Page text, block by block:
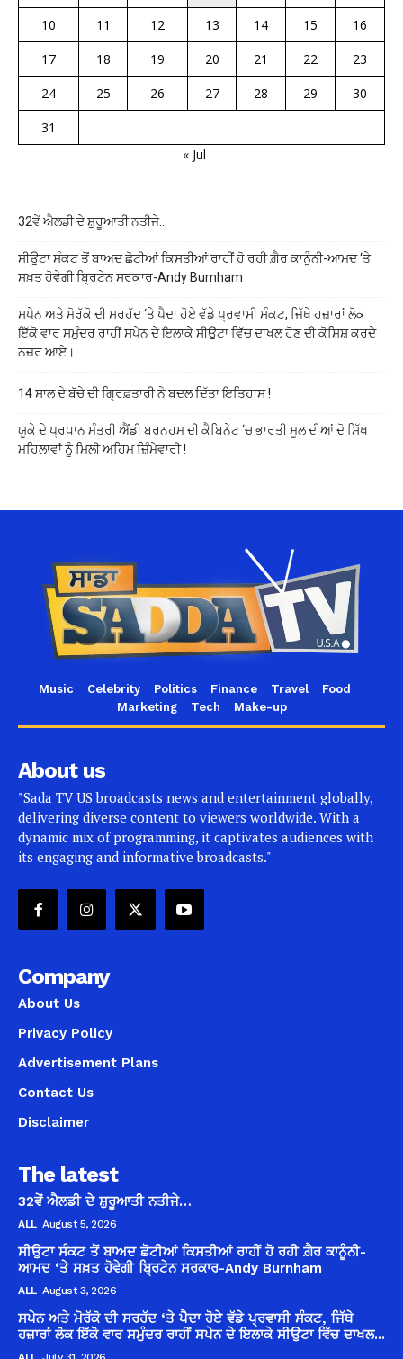
10
11 12 13 14 15
16
17
18 19 20 21 22
23
24
25 26 27 28 29
30
31
« Jul
32ਵੇਂ ਐਲਡੀ ਦੇ ਸ਼ੁਰੂਆਤੀ ਨਤੀਜੇ…
ਸੀਉਟਾ ਸੰਕਟ ਤੋਂ ਬਾਅਦ ਛੋਟੀਆਂ ਕਿਸਤੀਆਂ ਰਾਹੀਂ ਹੋ ਰਹੀ ਗ਼ੈਰ ਕਾਨੂੰਨੀ-ਆਮਦ ‘ਤੇ
ਸਖ਼ਤ ਹੋਵੇਗੀ ਬ੍ਰਿਟੇਨ ਸਰਕਾਰ-Andy Burnham
ਸਪੇਨ ਅਤੇ ਮੋਰੱਕੋ ਦੀ ਸਰਹੱਦ ‘ਤੇ ਪੈਦਾ ਹੋਏ ਵੱਡੇ ਪ੍ਰਵਾਸੀ ਸੰਕਟ, ਜਿੱਥੇ ਹਜ਼ਾਰਾਂ ਲੋਕ
ਇੱਕੋ ਵਾਰ ਸਮੁੰਦਰ ਰਾਹੀਂ ਸਪੇਨ ਦੇ ਇਲਾਕੇ ਸੀਉਟਾ ਵਿੱਚ ਦਾਖਲ ਹੋਣ ਦੀ ਕੋਸ਼ਿਸ਼ ਕਰਦੇ
ਨਜ਼ਰ ਆਏ।
14 ਸਾਲ ਦੇ ਬੱਚੇ ਦੀ ਗ੍ਰਿਫ਼ਤਾਰੀ ਨੇ ਬਦਲ ਦਿੱਤਾ ਇਤਿਹਾਸ !
ਯੂਕੇ ਦੇ ਪ੍ਰਧਾਨ ਮੰਤਰੀ ਐਂਡੀ ਬਰਨਹਮ ਦੀ ਕੈਬਿਨੇਟ ‘ਚ ਭਾਰਤੀ ਮੂਲ ਦੀਆਂ ਦੋ ਸਿੱਖ
ਮਹਿਲਾਵਾਂ ਨੂੰ ਮਿਲੀ ਅਹਿਮ ਜ਼ਿੰਮੇਵਾਰੀ !
Music Celebrity Politics Finance Travel
Food
Marketing
Tech Make-up
About us
"Sada TV US broadcasts news and entertainment globally,
delivering diverse content to viewers worldwide. With a
dynamic mix of programming, it captivates audiences with
its engaging and informative broadcasts."
Company
About Us
Privacy Policy
Advertisement Plans
Contact Us
Disclaimer
The latest
32ਵੇਂ ਐਲਡੀ ਦੇ ਸ਼ੁਰੂਆਤੀ ਨਤੀਜੇ…
ALL August 5, 2026
ਸੀਉਟਾ ਸੰਕਟ ਤੋਂ ਬਾਅਦ ਛੋਟੀਆਂ ਕਿਸਤੀਆਂ ਰਾਹੀਂ ਹੋ ਰਹੀ ਗ਼ੈਰ ਕਾਨੂੰਨੀ-
ਆਮਦ ‘ਤੇ ਸਖ਼ਤ ਹੋਵੇਗੀ ਬ੍ਰਿਟੇਨ ਸਰਕਾਰ-Andy Burnham
ALL August 3, 2026
ਸਪੇਨ ਅਤੇ ਮੋਰੱਕੋ ਦੀ ਸਰਹੱਦ ‘ਤੇ ਪੈਦਾ ਹੋਏ ਵੱਡੇ ਪ੍ਰਵਾਸੀ ਸੰਕਟ, ਜਿੱਥੇ
ਹਜ਼ਾਰਾਂ ਲੋਕ ਇੱਕੋ ਵਾਰ ਸਮੁੰਦਰ ਰਾਹੀਂ ਸਪੇਨ ਦੇ ਇਲਾਕੇ ਸੀਉਟਾ ਵਿੱਚ ਦਾਖਲ...